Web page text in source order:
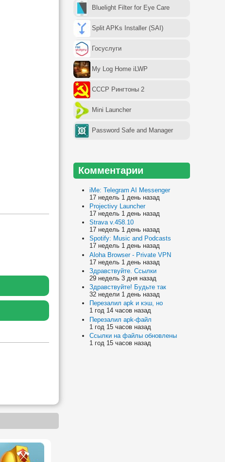
Bluelight Filter for Eye Care
Split APKs Installer (SAI)
Госуслуги
My Log Home iLWP
СССР Рингтоны 2
Mini Launcher
Password Safe and Manager
Комментарии
iMe: Telegram AI Messenger
17 недель 1 день назад
Projectivy Launcher
17 недель 1 день назад
Strava v.458.10
17 недель 1 день назад
Spotify: Music and Podcasts
17 недель 1 день назад
Aloha Browser - Private VPN
17 недель 1 день назад
Здравствуйте. Ссылки
29 недель 3 дня назад
Здравствуйте! Будьте так
32 недели 1 день назад
Перезалил apk и кэш, но
1 год 14 часов назад
Перезалил apk-файл
1 год 15 часов назад
Ссылки на файлы обновлены
1 год 15 часов назад